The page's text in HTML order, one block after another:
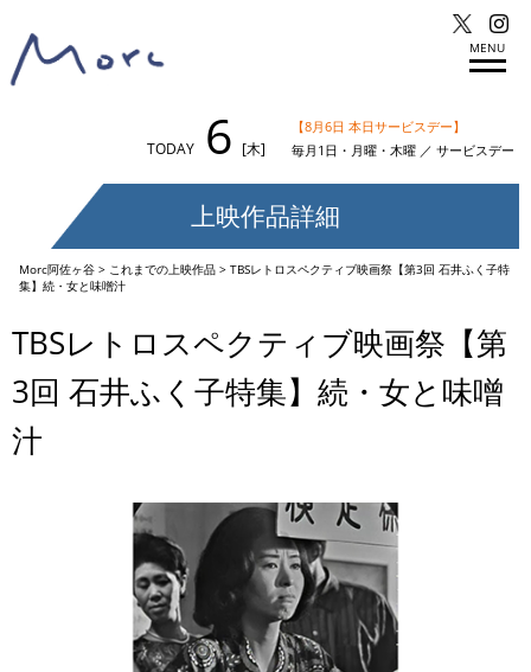
MENU
TODAY 6 [木]
【8月6日 本日サービスデー】
毎月1日・月曜・木曜 ／ サービスデー
上映作品詳細
Morc阿佐ヶ谷> これまでの上映作品> TBSレトロスペクティブ映画祭【第3回 石井ふく子特
集】続・女と味噌汁
TBSレトロスペクティブ映画祭【第
3回 石井ふく子特集】続・女と味噌
汁